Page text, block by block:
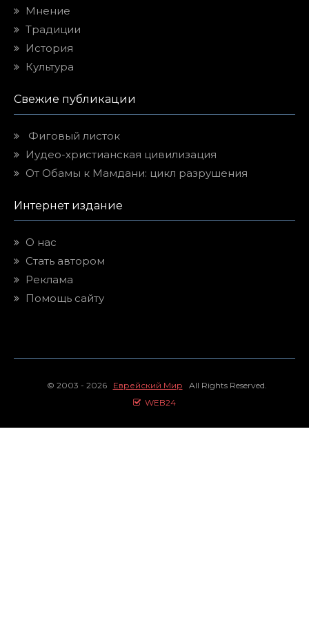
Мнение
Традиции
История
Культура
Свежие публикации
Фиговый листок
Иудео-христианская цивилизация
От Обамы к Мамдани: цикл разрушения
Интернет издание
О нас
Стать автором
Реклама
Помощь сайту
© 2003 - 2026 Еврейский Мир All Rights Reserved.
WEB24